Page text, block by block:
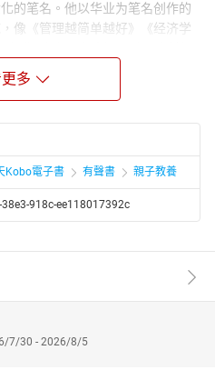
的笔名。他以华业为笔名创作的
像《管理越简单越好》《经济学
出过不少针对性较强的读物。比
集》，融合心理学、社会学知识
游戏》，适配青少年的阅读和思
的受众范围。
多
Kobo電子書 有聲書 親子教養
918c-ee118017392c
7/30 - 2026/8/5